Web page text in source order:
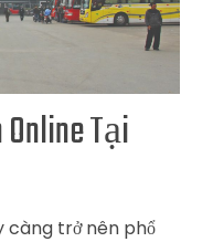
Online Tại
càng trở nên phổ